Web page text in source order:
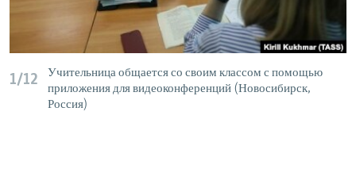
1/12
Учительница общается со своим классом с помощью
приложения для видеоконференций (Новосибирск,
Россия)